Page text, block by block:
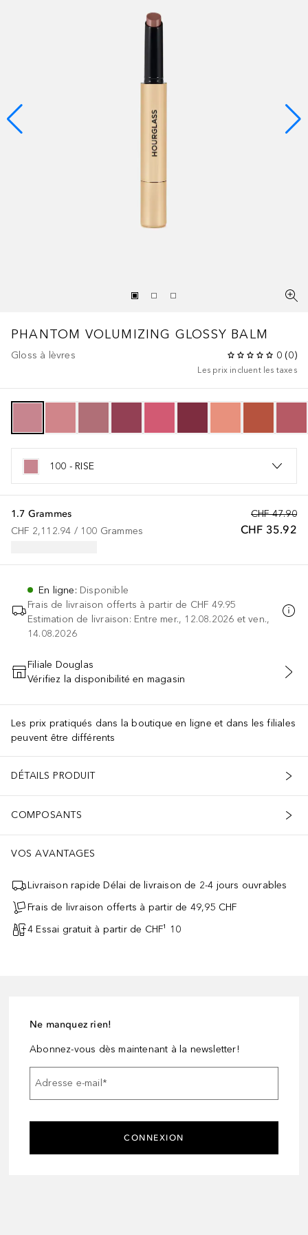
PHANTOM VOLUMIZING GLOSSY BALM
Gloss à lèvres 0 (0)
Les prix incluent les taxes
100 - RISE
CHF 47.90
CHF 35.92
1.7 Grammes
CHF 2,112.94 / 100 Grammes
En ligne: Disponible
Frais de livraison offerts à partir de CHF 49.95
Estimation de livraison: Entre mer., 12.08.2026 et ven.,
14.08.2026
AJOUTER AU PANIER
Filiale Douglas
Vérifiez la disponibilité en magasin
Les prix pratiqués dans la boutique en ligne et dans les filiales
peuvent être différents
DÉTAILS PRODUIT
COMPOSANTS
VOS AVANTAGES
Livraison rapide Délai de livraison de 2-4 jours ouvrables
Frais de livraison offerts à partir de 49,95 CHF
4 Essai gratuit à partir de CHF¹ 10
Ne manquez rien!
Abonnez-vous dès maintenant à la newsletter!
Adresse e-mail*
CONNEXION